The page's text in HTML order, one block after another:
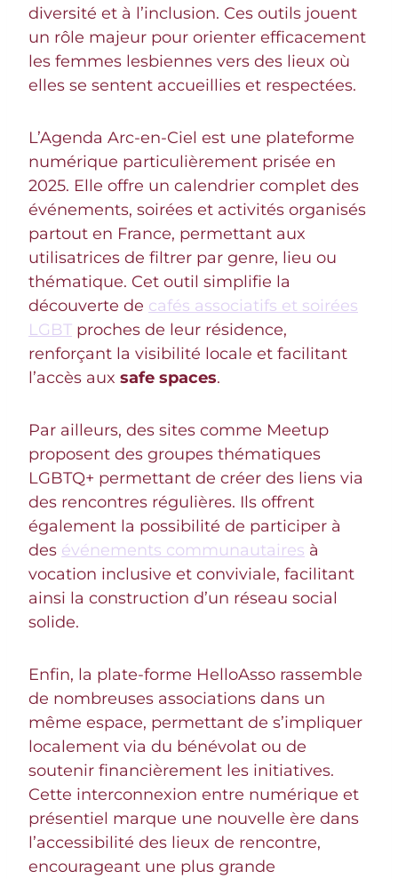
diversité et à l’inclusion. Ces outils jouent
un rôle majeur pour orienter efficacement
les femmes lesbiennes vers des lieux où
elles se sentent accueillies et respectées.
L’Agenda Arc-en-Ciel est une plateforme
numérique particulièrement prisée en
2025. Elle offre un calendrier complet des
événements, soirées et activités organisés
partout en France, permettant aux
utilisatrices de filtrer par genre, lieu ou
thématique. Cet outil simplifie la
découverte de cafés associatifs et soirées
LGBT proches de leur résidence,
renforçant la visibilité locale et facilitant
l’accès aux safe spaces.
Par ailleurs, des sites comme Meetup
proposent des groupes thématiques
LGBTQ+ permettant de créer des liens via
des rencontres régulières. Ils offrent
également la possibilité de participer à
des événements communautaires à
vocation inclusive et conviviale, facilitant
ainsi la construction d’un réseau social
solide.
Enfin, la plate-forme HelloAsso rassemble
de nombreuses associations dans un
même espace, permettant de s’impliquer
localement via du bénévolat ou de
soutenir financièrement les initiatives.
Cette interconnexion entre numérique et
présentiel marque une nouvelle ère dans
l’accessibilité des lieux de rencontre,
encourageant une plus grande